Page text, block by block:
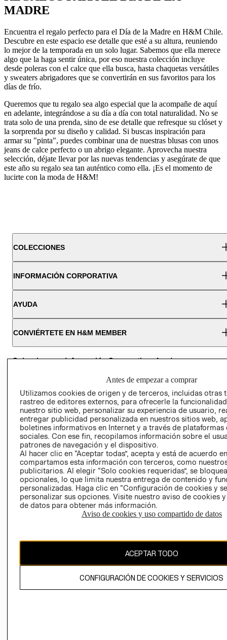
MADRE
Encuentra el regalo perfecto para el Día de la Madre en H&M Chile.
Descubre en este espacio ese detalle que esté a su altura, reuniendo
lo mejor de la temporada en un solo lugar. Sabemos que ella merece
algo que la haga sentir única, por eso nuestra colección incluye
desde poleras con el calce que ella busca, hasta chaquetas versátiles
y sweaters abrigadores que se convertirán en sus favoritos para los
días de frío.
Queremos que tu regalo sea algo especial que la acompañe de aquí
en adelante, integrándose a su día a día con total naturalidad. No se
trata solo de una prenda, sino de ese detalle que refresque su clóset y
la sorprenda por su diseño y calidad. Si buscas inspiración para
armar su "pinta", puedes combinar una de nuestras blusas con unos
jeans de calce perfecto o un abrigo elegante. Aprovecha nuestra
selección, déjate llevar por las nuevas tendencias y asegúrate de que
este año su regalo sea tan auténtico como ella. ¡Es el momento de
lucirte con la moda de H&M!
COLECCIONES
INFORMACIÓN CORPORATIVA
AYUDA
CONVIÉRTETE EN H&M MEMBER
Colecciones
MUJER
HOMBRE
NIÑOS
HOME
Información Corporativa
TRABAJAR EN
H&M
ACERCA DEL
GRUPO H&M
RESPONSABILIDAD
SOCIAL
PRENSA
RELACIÓN CON
INVERSIONISTAS
POLÍTICA
EMPRESARIAL
Ayuda
CONTACTO
SERVICIO AL
CLIENTE
MI CUENTA
NUESTRAS
TIENDAS
- RETIRO EN
TIENDA
TÉRMINOS Y
CONDICIONES
GIFT CARD
AVISO DE
COOKIES
Antes de empezar a comprar
Utilizamos cookies de origen y de terceros, incluidas otras
rastreo de editores externos, para ofrecerle la
nuestro sitio web, personalizar su experiencia de usuario,
entregar publicidad personalizada en nuestros sitios web,
boletines informativos en Internet y a través de plataformas
sociales. Con ese fin, recopilamos información sobre el
patrones de navegación y el dispositivo.
Al hacer clic en “Aceptar todas”, acepta y está de acuerdo
compartamos esta información con terceros, como
publicitarios. Al elegir “Solo cookies requeridas”, se
opcionales, lo que limita nuestra entrega de contenido y
personalizadas. Haga clic en “Configuración de cookies y
personalizar sus opciones. Visite nuestro aviso de cookies
de datos para obtener más información.
Aviso de cookies y uso compartido de datos
ACEPTAR TODO
CONFIGURACIÓN DE COOKIES Y SERVICIOS